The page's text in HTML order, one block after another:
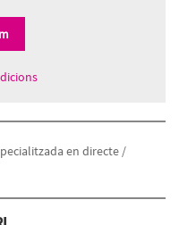
en directe /